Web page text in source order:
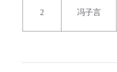
2 冯子言